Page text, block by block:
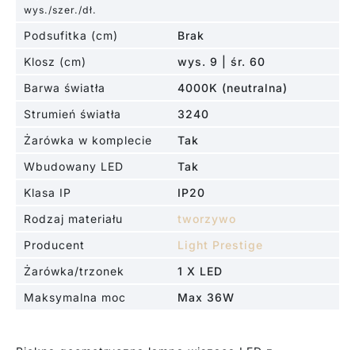
wys./szer./dł.
Podsufitka (cm)
Brak
Klosz (cm)
wys. 9 | śr. 60
Barwa światła
4000K (neutralna)
Strumień światła
3240
Żarówka w komplecie
Tak
Wbudowany LED
Tak
Klasa IP
IP20
Rodzaj materiału
tworzywo
Producent
Light Prestige
Żarówka/trzonek
1 X LED
Maksymalna moc
Max 36W